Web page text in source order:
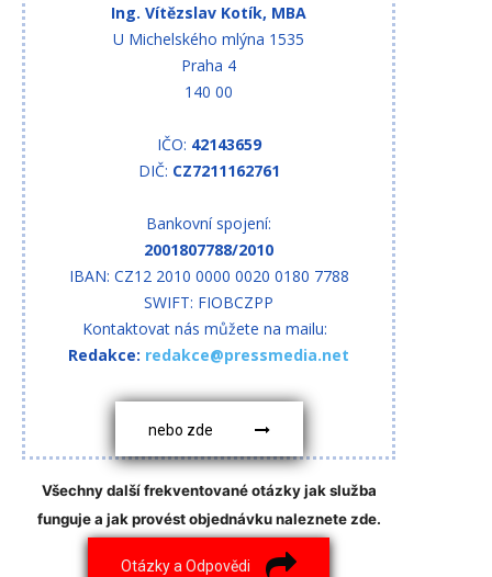
Ing. Vítězslav Kotík, MBA
U Michelského mlýna 1535
Praha 4
140 00
IČO: 42143659
DIČ: CZ7211162761
Bankovní spojení:
2001807788/2010
IBAN: CZ12 2010 0000 0020 0180 7788
SWIFT: FIOBCZPP
Kontaktovat nás můžete na mailu:
Redakce: redakce@pressmedia.net
nebo zde
Všechny další frekventované otázky jak služba
funguje a jak provést objednávku naleznete zde.
Otázky a Odpovědi